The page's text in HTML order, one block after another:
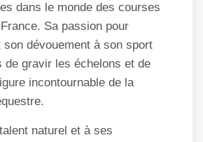
dans le monde des courses
Sa passion pour
son dévouement à son sport
de gravir les échelons et de
incontournable de la
naturel et à ses